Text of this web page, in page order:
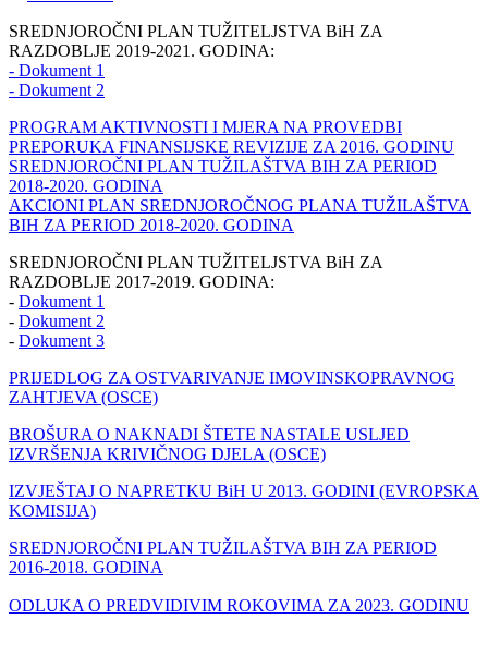
SREDNJOROČNI PLAN TUŽITELJSTVA BiH ZA
RAZDOBLJE 2019-2021. GODINA:
- Dokument 1
- Dokument 2
PROGRAM AKTIVNOSTI I MJERA NA PROVEDBI
PREPORUKA FINANSIJSKE REVIZIJE ZA 2016. GODINU
SREDNJOROČNI PLAN TUŽILAŠTVA BIH ZA PERIOD
2018-2020. GODINA
AKCIONI PLAN SREDNJOROČNOG PLANA TUŽILAŠTVA
BIH ZA PERIOD 2018-2020. GODINA
SREDNJOROČNI PLAN TUŽITELJSTVA BiH ZA
RAZDOBLJE 2017-2019. GODINA:
- Dokument 1
- Dokument 2
- Dokument 3
PRIJEDLOG ZA OSTVARIVANJE IMOVINSKOPRAVNOG
ZAHTJEVA (OSCE)
BROŠURA O NAKNADI ŠTETE NASTALE USLJED
IZVRŠENJA KRIVIČNOG DJELA (OSCE)
IZVJEŠTAJ O NAPRETKU BiH U 2013. GODINI (EVROPSKA
KOMISIJA)
SREDNJOROČNI PLAN TUŽILAŠTVA BIH ZA PERIOD
2016-2018. GODINA
ODLUKA O PREDVIDIVIM ROKOVIMA ZA 2023. GODINU